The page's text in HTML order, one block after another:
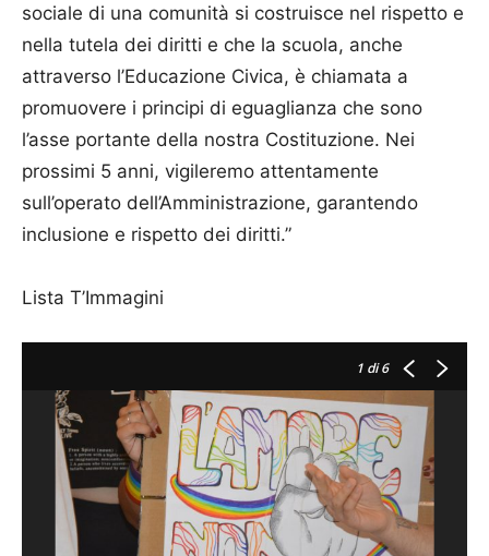
sociale di una comunità si costruisce nel rispetto e
nella tutela dei diritti e che la scuola, anche
attraverso l’Educazione Civica, è chiamata a
promuovere i principi di eguaglianza che sono
l’asse portante della nostra Costituzione. Nei
prossimi 5 anni, vigileremo attentamente
sull’operato dell’Amministrazione, garantendo
inclusione e rispetto dei diritti.”
Lista T’Immagini
1 di 6